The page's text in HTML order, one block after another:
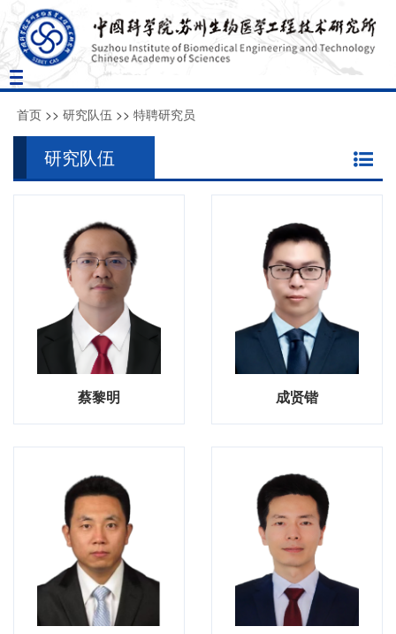
Toggle
navigation
首页 >> 研究队伍 >> 特聘研究员
研究队伍
蔡黎明 成贤锴